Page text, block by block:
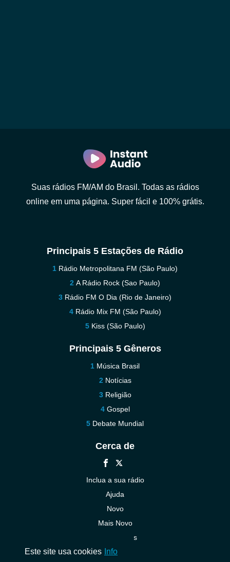
Suas rádios FM/AM do Brasil. Todas as rádios
online em uma página. Super fácil e 100% grátis.
Principais 5 Estações de Rádio
Rádio Metropolitana FM (São Paulo)
A Rádio Rock (Sao Paulo)
Rádio FM O Dia (Rio de Janeiro)
Rádio Mix FM (São Paulo)
Kiss (São Paulo)
Principais 5 Gêneros
Música Brasil
Notícias
Religião
Gospel
Debate Mundial
Cerca de
Inclua a sua rádio
Ajuda
Novo
Mais Novo
Contacte-nos
Este site usa cookies Info